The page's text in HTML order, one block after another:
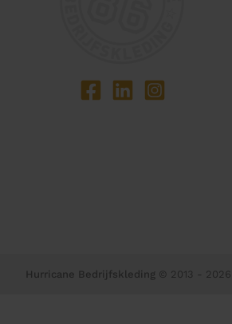
Hurricane Bedrijfskleding © 2013 - 2026